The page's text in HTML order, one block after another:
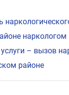
– вызов
районе